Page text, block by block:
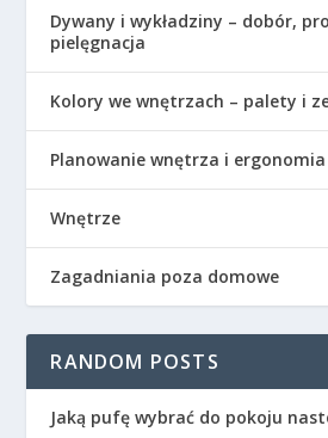
Dywany i wykładziny – dobór,
pielęgnacja
Kolory we wnętrzach – palety i
Planowanie wnętrza i
Wnętrze
Zagadniania poza domowe
RANDOM POSTS
Jaką pufę wybrać do pokoju